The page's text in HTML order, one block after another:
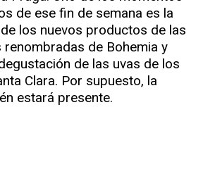
de ese fin de semana es la
los nuevos productos de las
de Bohemia y
de las uvas de los
Clara. Por supuesto, la
estará presente.